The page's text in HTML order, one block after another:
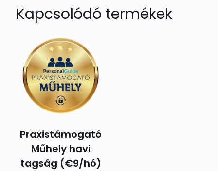
Kapcsolódó termékek
Praxistámogató
Műhely havi
tagság (€9/hó)